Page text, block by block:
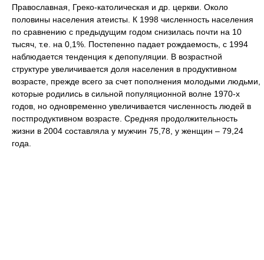
Православная, Греко-католическая и др. церкви. Около
половины населения атеисты. К 1998 численность населения
по сравнению с предыдущим годом снизилась почти на 10
тысяч, т.е. на 0,1%. Постепенно падает рождаемость, с 1994
наблюдается тенденция к депопуляции. В возрастной
структуре увеличивается доля населения в продуктивном
возрасте, прежде всего за счет пополнения молодыми людьми,
которые родились в сильной популяционной волне 1970-х
годов, но одновременно увеличивается численность людей в
постпродуктивном возрасте. Средняя продолжительность
жизни в 2004 составляла у мужчин 75,78, у женщин – 79,24
года.